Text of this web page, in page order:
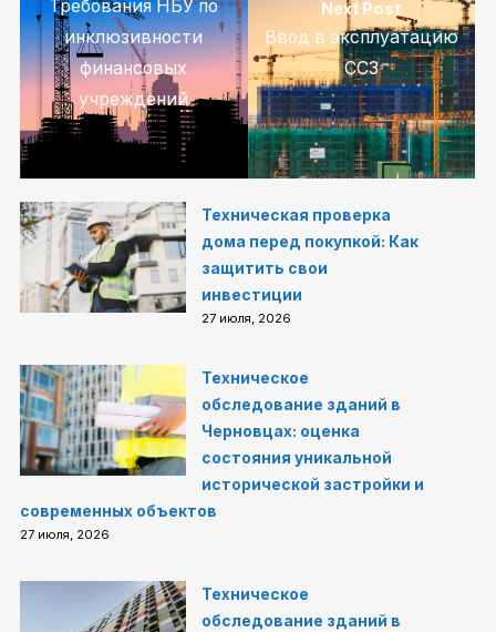
Требования НБУ по
инклюзивности
финансовых
учреждений
Next Post
Ввод в эксплуатацию
СС3
Техническая проверка
дома перед покупкой: Как
защитить свои
инвестиции
27 июля, 2026
Техническое
обследование зданий в
Черновцах: оценка
состояния уникальной
исторической застройки и
современных объектов
27 июля, 2026
Техническое
обследование зданий в